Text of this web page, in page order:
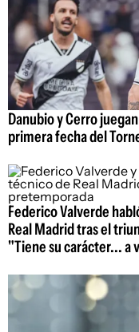
Danubio y Cerro
primera fecha del
Federico Valverde
Real Madrid tras el
"Tiene su carácter... a